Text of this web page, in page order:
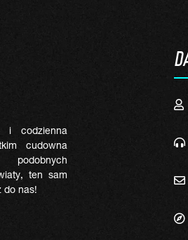
i codzienna
cudowna
ten sam
do nas!